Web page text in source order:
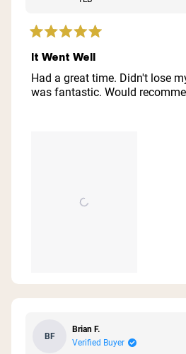
Rated
5
out
of
5
stars
It Went Well
Had a great time. Didn't lose
was fantastic. Would
BF
Brian F.
Verified Buyer